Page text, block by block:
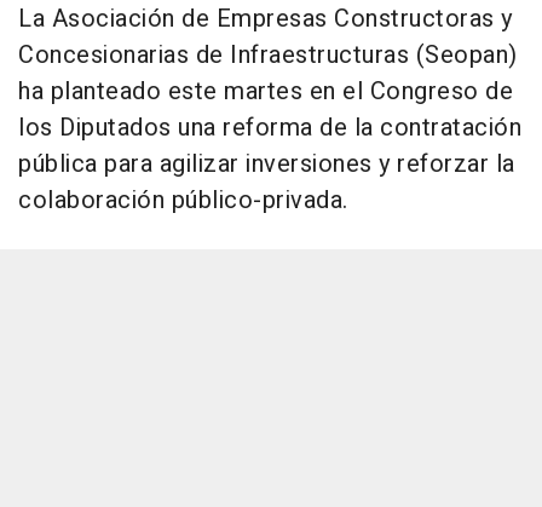
La Asociación de Empresas Constructoras y
Concesionarias de Infraestructuras (Seopan)
ha planteado este martes en el Congreso de
los Diputados una reforma de la contratación
pública para agilizar inversiones y reforzar la
colaboración público-privada.